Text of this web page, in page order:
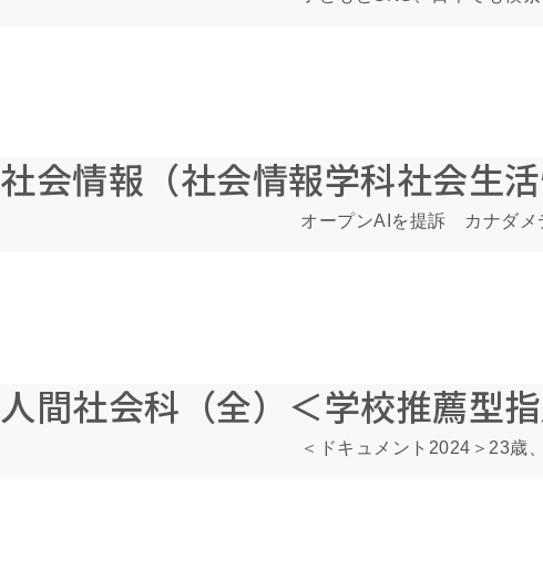
社会情報（社会情報学科社会生
オープンAIを提訴 カナダメ
人間社会科（全）＜学校推薦型
＜ドキュメント2024＞23